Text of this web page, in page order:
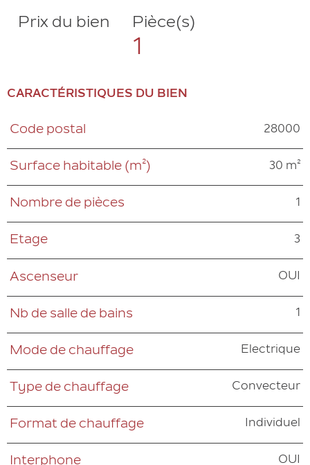
Prix du bien Pièce(s)
1
CARACTÉRISTIQUES DU BIEN
Caractéristiques
Code postal 28000
Surface habitable (m²) 30 m²
Nombre de pièces 1
Etage 3
Ascenseur OUI
Nb de salle de bains 1
Mode de chauffage Electrique
Type de chauffage Convecteur
Format de chauffage Individuel
Interphone OUI